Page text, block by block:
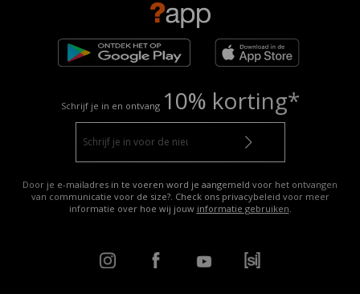
Schrijf je in en ontvang 10% korting*
Door je e-mailadres in te voeren word je aangemeld voor het ontvangen
van communicatie voor de size?. Check ons privacybeleid voor meer
informatie over hoe wij jouw informatie gebruiken